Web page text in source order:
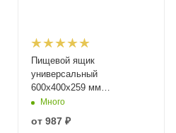
Пищевой ящик
универсальный
600х400х259 мм
прозрачный с
стенками и дном
Много
от 987 ₽